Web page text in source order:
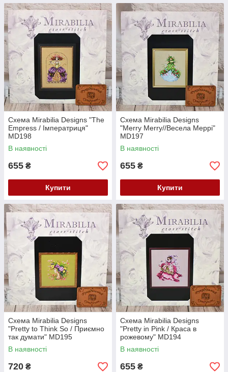
Схема Mirabilia Designs "The
Empress / Імператриця"
MD198
В наявності
655 ₴
Купити
Схема Mirabilia Designs
"Merry Merry//Весела Меррі"
MD197
В наявності
655 ₴
Купити
Схема Mirabilia Designs
"Pretty to Think So / Приємно
так думати" MD195
В наявності
720 ₴
Схема Mirabilia Designs
"Pretty in Pink / Краса в
рожевому" MD194
В наявності
655 ₴